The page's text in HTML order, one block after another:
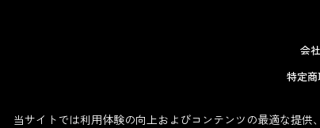
会
特定
当サイトでは利用体験の向上およびコンテンツの最適な提供